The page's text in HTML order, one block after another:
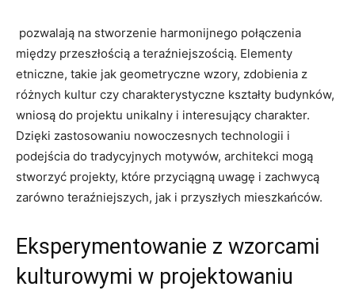
⁢ pozwalają na stworzenie ‌harmonijnego połączenia
między przeszłością a teraźniejszością. Elementy‍
etniczne, takie jak geometryczne wzory, zdobienia z
różnych kultur⁣ czy charakterystyczne kształty budynków,
wniosą do projektu ⁤unikalny i interesujący‍ charakter.
Dzięki zastosowaniu nowoczesnych technologii ‌i
podejścia do tradycyjnych motywów, architekci mogą
stworzyć projekty, które⁢ przyciągną uwagę i zachwycą
zarówno teraźniejszych, jak i przyszłych mieszkańców.
Eksperymentowanie z wzorcami
kulturowymi w projektowaniu